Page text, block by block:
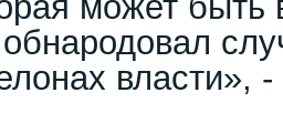
власти», -